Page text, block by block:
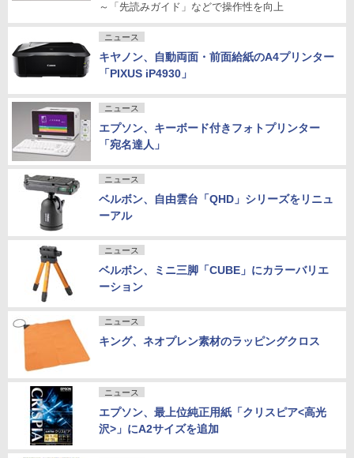
～「先読みガイド」などで操作性を向上
ニュース
キヤノン、自動両面・前面給紙のA4プリンター
「PIXUS iP4930」
ニュース
エプソン、キーボード付きフォトプリンター
「宛名達人」
ニュース
ベルボン、自由雲台「QHD」シリーズをリニュ
ーアル
ニュース
ベルボン、ミニ三脚「CUBE」にカラーバリエ
ーション
ニュース
キング、ネオプレン素材のラッピングクロス
ニュース
エプソン、最上位純正用紙「クリスピア<高光
沢>」にA2サイズを追加